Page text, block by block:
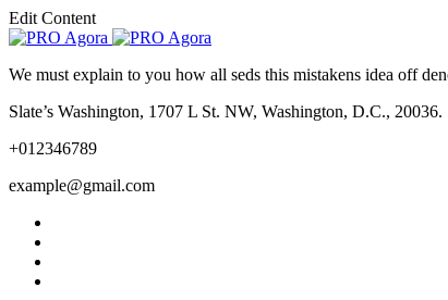
Edit Content
We must explain to you how all seds this mistakens idea off
Slate’s Washington, 1707 L St. NW, Washington, D.C., 20036.
+012346789
example@gmail.com